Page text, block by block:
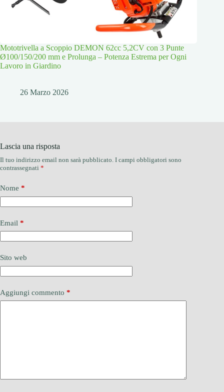
Mototrivella a Scoppio DEMON 62cc 5,2CV con 3 Punte
Ø100/150/200 mm e Prolunga – Potenza Estrema per Ogni
Lavoro in Giardino
26 Marzo 2026
Lascia una risposta
Il tuo indirizzo email non sarà pubblicato. I campi obbligatori sono
contrassegnati *
Nome *
Email *
Sito web
Aggiungi commento *